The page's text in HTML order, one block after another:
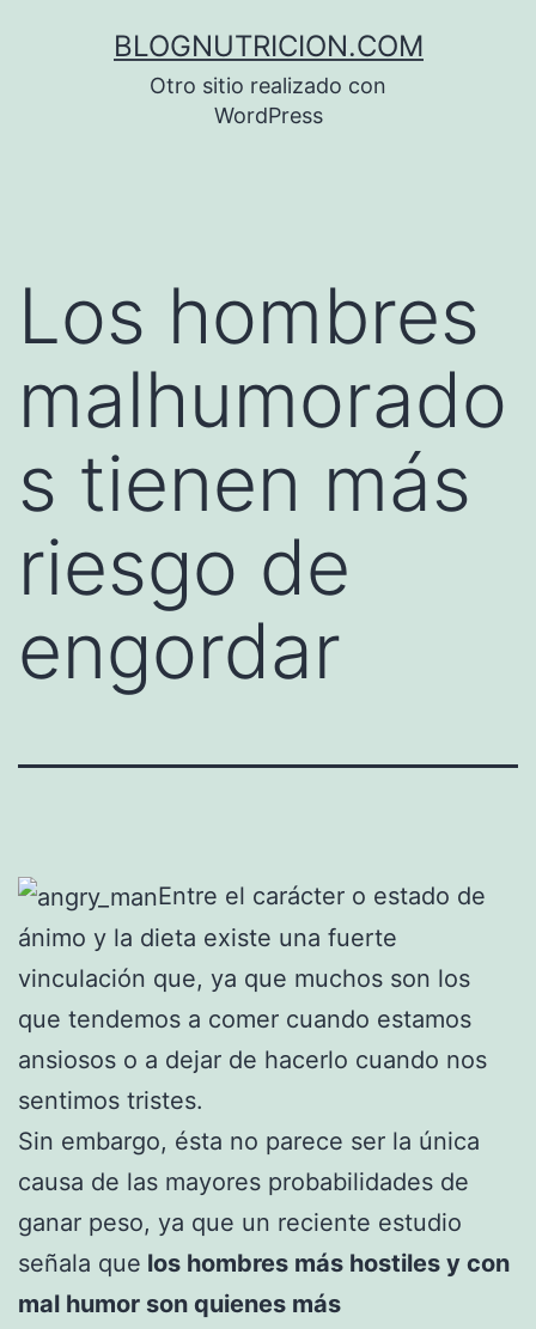
BLOGNUTRICION.COM
Otro sitio realizado con
WordPress
Los hombres
malhumorado
s tienen más
riesgo de
engordar
Entre el carácter o estado de
ánimo y la dieta existe una fuerte
vinculación que, ya que muchos son los
que tendemos a comer cuando estamos
ansiosos o a dejar de hacerlo cuando nos
sentimos tristes.
Sin embargo, ésta no parece ser la única
causa de las mayores probabilidades de
ganar peso, ya que un reciente estudio
señala que los hombres más hostiles y con
mal humor son quienes más